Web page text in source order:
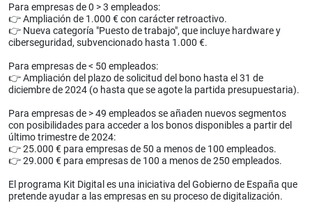
Para empresas de 0 > 3 empleados:
👉 Ampliación de 1.000 € con carácter retroactivo.
👉 Nueva categoría "Puesto de trabajo", que incluye hardware y
ciberseguridad, subvencionado hasta 1.000 €.
Para empresas de < 50 empleados:
👉 Ampliación del plazo de solicitud del bono hasta el 31 de
diciembre de 2024 (o hasta que se agote la partida presupuestaria).
Para empresas de > 49 empleados se añaden nuevos segmentos
con posibilidades para acceder a los bonos disponibles a partir del
último trimestre de 2024:
👉 25.000 € para empresas de 50 a menos de 100 empleados.
👉 29.000 € para empresas de 100 a menos de 250 empleados.
El programa Kit Digital es una iniciativa del Gobierno de España que
pretende ayudar a las empresas en su proceso de digitalización.